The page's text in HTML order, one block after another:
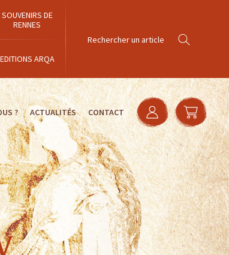
SOUVENIRS DE
RENNES
EDITIONS ARQA
? ACTUALITÉS CONTACT